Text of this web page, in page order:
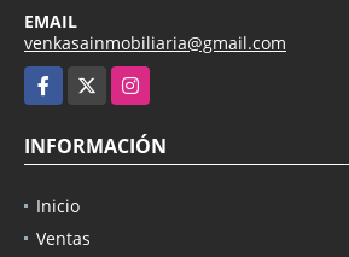
EMAIL
venkasainmobiliaria@gmail.com
Facebook
Instagram
INFORMACIÓN
Inicio
Ventas